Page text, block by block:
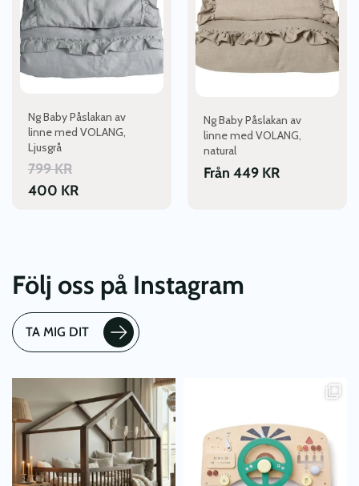
Ng Baby Påslakan av
linne med VOLANG,
Ljusgrå
799KR
400 KR
varianter.
De
olika
alternativen
produktsidan
Ng Baby Påslakan av
linne med VOLANG,
natural
Från 449 KR
varianter.
De
alternativen
produktsidan
Följ oss på Instagram
TA MIG DIT